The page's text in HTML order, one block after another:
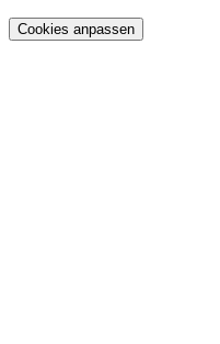
Cookies anpassen